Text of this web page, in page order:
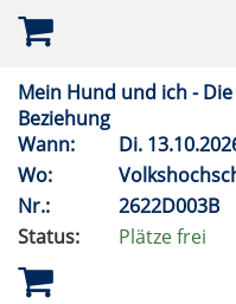
Mein Hund und ich -
Beziehung
Wann:
Di.
Wo:
Nr.:
2622D003B
Status:
Plätze frei